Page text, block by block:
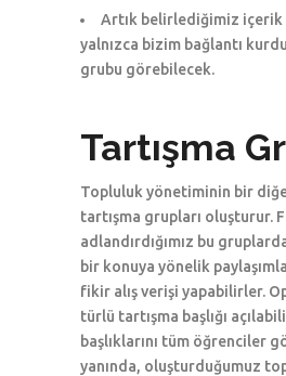
Artık belirlediğimiz içerik
yalnızca bizim bağlantı
grubu görebilecek.
Tartışma
Topluluk yönetiminin bir diğer
tartışma grupları oluşturur.
adlandırdığımız bu
bir konuya yönelik
fikir alış verişi yapabilirler.
türlü tartışma başlığı
başlıklarını tüm öğrenciler
yanında, oluşturduğumuz